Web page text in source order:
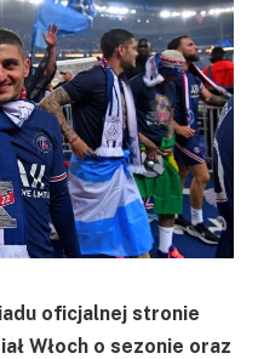
oficjalnej stronie
Włoch o sezonie oraz